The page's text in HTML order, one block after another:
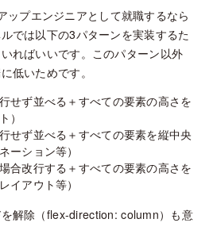
ップエンジニアとして就職するなら
では以下の3パターンを実装するた
ればいいです。このパターン以外
低いためです。
せず並べる＋すべての要素の高さを
）
せず並べる＋すべての要素を縦中央
ーション等）
合改行する＋すべての要素の高さを
イアウト等）
解除（flex-direction: column）も意